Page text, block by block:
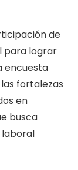
de
para lograr
encuesta
fortalezas
en
busca